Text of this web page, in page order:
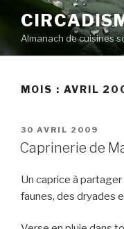
contenu
principal
Almanach de cuisines
MOIS : AVRIL
PUBLIÉ
LE
30 AVRIL 2009
Caprinerie de
Un caprice à partager
faunes, des dryades